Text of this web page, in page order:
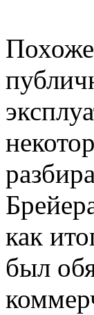
как
был